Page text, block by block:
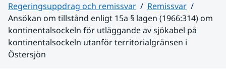
Regeringsuppdrag och remissvar
Remissvar
Ansökan om tillstånd enligt 15a § lagen (1966:314) om
kontinentalsockeln för utläggande av sjökabel på
kontinentalsockeln utanför territorialgränsen i
Östersjön